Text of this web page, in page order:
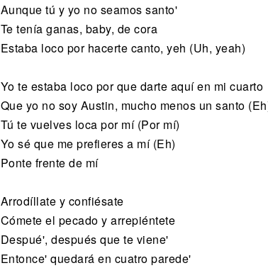
Aunque tú y yo no seamos santo'
Te tenía ganas, baby, de cora
Estaba loco por hacerte canto, yeh (Uh, yeah)
Yo te estaba loco por que darte aquí en mi cuarto
Que yo no soy Austin, mucho menos un santo
Tú te vuelves loca por mí (Por mí)
Yo sé que me prefieres a mí (Eh)
Ponte frente de mí
Arrodíllate y confiésate
Cómete el pecado y arrepiéntete
Despué', después que te viene'
Entonce' quedará en cuatro parede'